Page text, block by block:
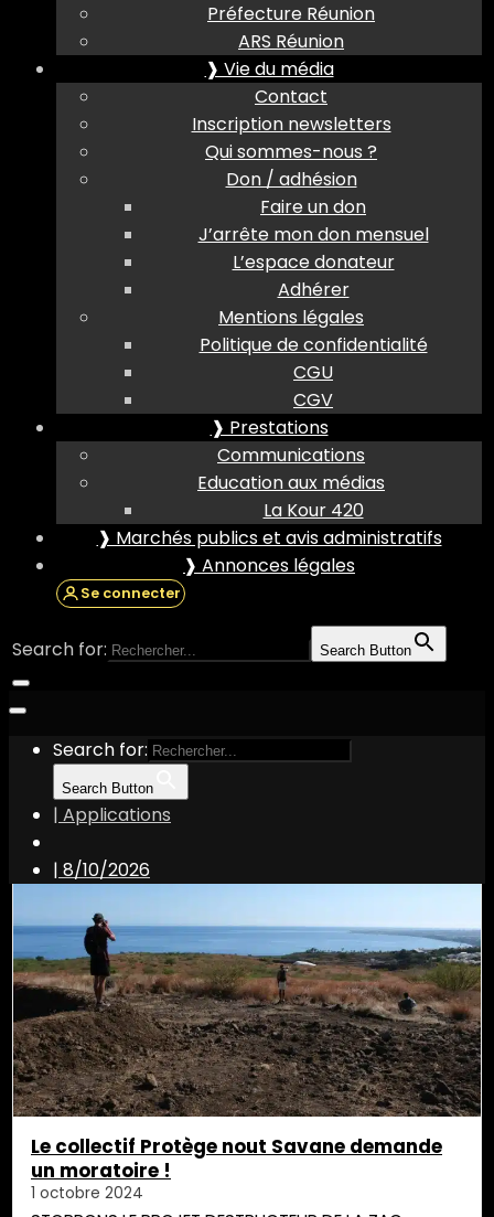
Préfecture Réunion
ARS Réunion
❱ Vie du média
Contact
Inscription newsletters
Qui sommes-nous ?
Don / adhésion
Faire un don
J’arrête mon don mensuel
L’espace donateur
Adhérer
Mentions légales
Politique de confidentialité
CGU
CGV
❱ Prestations
Communications
Education aux médias
La Kour 420
❱ Marchés publics et avis administratifs
❱ Annonces légales
Se connecter
Search for: Search Button
Search for:
Search Button
| Applications
| 8/10/2026
Le collectif Protège nout Savane demande
un moratoire !
1 octobre 2024